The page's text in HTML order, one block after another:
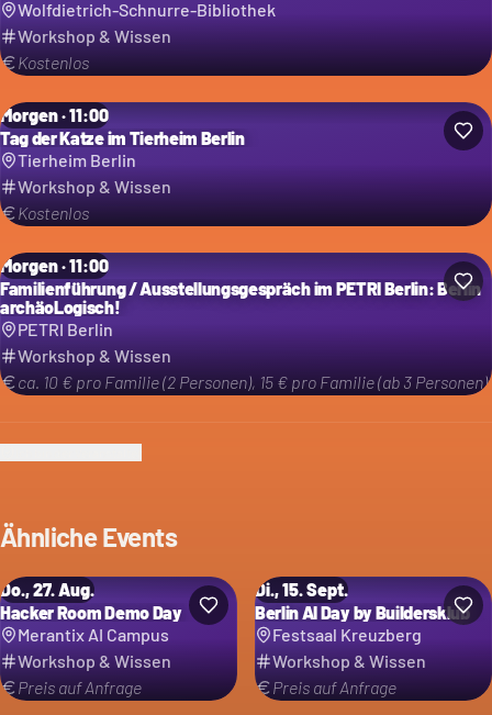
Wolfdietrich-Schnurre-Bibliothek
Workshop & Wissen
Kostenlos
Morgen · 11:00
Tag der Katze im Tierheim Berlin
Tierheim Berlin
Workshop & Wissen
Kostenlos
Morgen · 11:00
Familienführung / Ausstellungsgespräch im PETRI Berlin: Berlin
archäoLogisch!
PETRI Berlin
Workshop & Wissen
ca. 10 € pro Familie (2 Personen), 15 € pro Familie (ab 3 Personen)
Ähnliche Events
Do., 27. Aug.
Hacker Room Demo Day
Merantix AI Campus
Workshop & Wissen
Preis auf Anfrage
Di., 15. Sept.
Berlin AI Day by Buildersklub
Festsaal Kreuzberg
Workshop & Wissen
Preis auf Anfrage